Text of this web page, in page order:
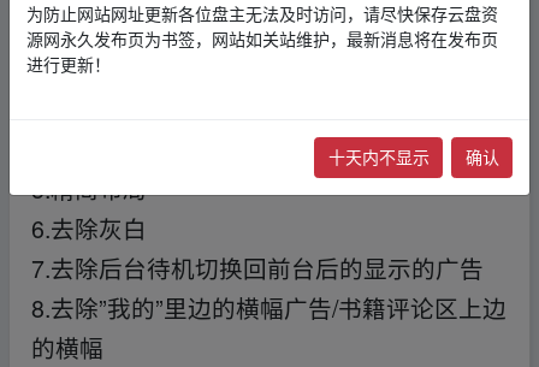
1.去除广告
2.解锁会员
4.去除听书限制/解除版权书籍限制
5.精简布局
6.去除灰白
7.去除后台待机切换回前台后的显示的广告
8.去除”我的”里边的横幅广告/书籍评论区上边
的横幅
为防止网站网址更新各位盘主无法及时访问，请尽快保存云盘资
源网永久发布页为书签，网站如关站维护，最新消息将在发布页
进行更新！
十天内不显示 确认